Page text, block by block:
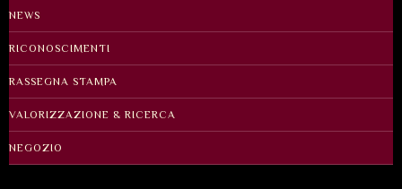
NEWS
RICONOSCIMENTI
RASSEGNA STAMPA
VALORIZZAZIONE & RICERCA
NEGOZIO